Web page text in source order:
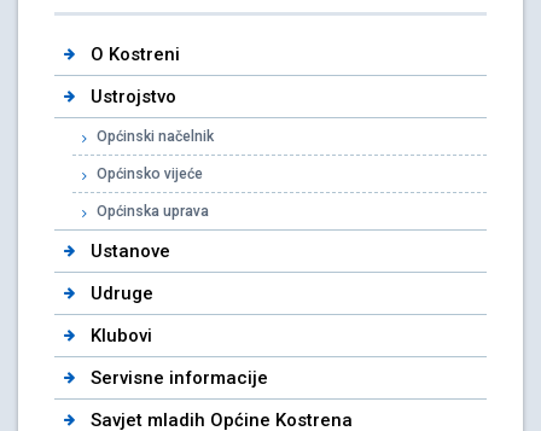
O Kostreni
Ustrojstvo
Općinski načelnik
Općinsko vijeće
Općinska uprava
Ustanove
Udruge
Klubovi
Servisne informacije
Savjet mladih Općine Kostrena